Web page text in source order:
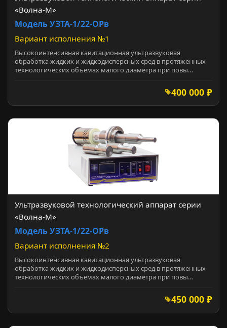
«Волна-М»
Модель УЗТА-1/22-ОРв
Вариант исполнения №1
Высокоинтенсивная кавитационная ультразвуковая
обработка жидких и жидкодисперсных сред в протяженных
технологических объемах малого диаметра при повы…
400 000 ₽
Ультразвуковой технологический аппарат серии
«Волна-М»
Модель УЗТА-1/22-ОРв
Вариант исполнения №2
Высокоинтенсивная кавитационная ультразвуковая
обработка жидких и жидкодисперсных сред в протяженных
технологических объемах малого диаметра при повы…
450 000 ₽